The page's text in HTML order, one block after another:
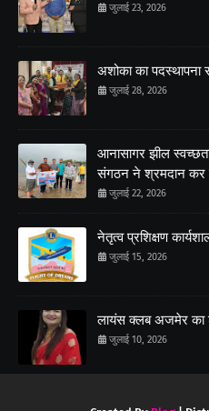
जुलाई 23, 2026
अशोका का पदस्थापना
जुलाई 28, 2026
आनासागर झील
संगठन ने श्रमदान कर
जुलाई 22, 2026
नेतृत्व प्रशिक्षण
जुलाई 15, 2026
लायंस क्लब अजमेर का
जुलाई 10, 2026